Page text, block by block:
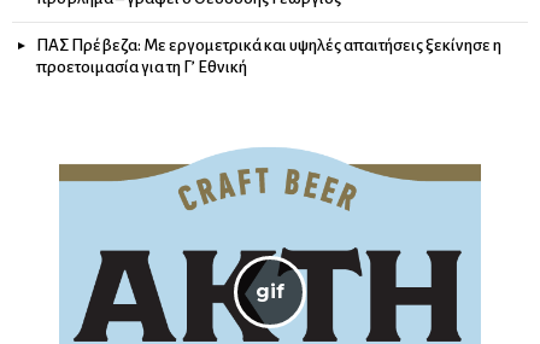
ΠΑΣ Πρέβεζα: Με εργομετρικά και υψηλές απαιτήσεις ξεκίνησε η
προετοιμασία για τη Γ’ Εθνική